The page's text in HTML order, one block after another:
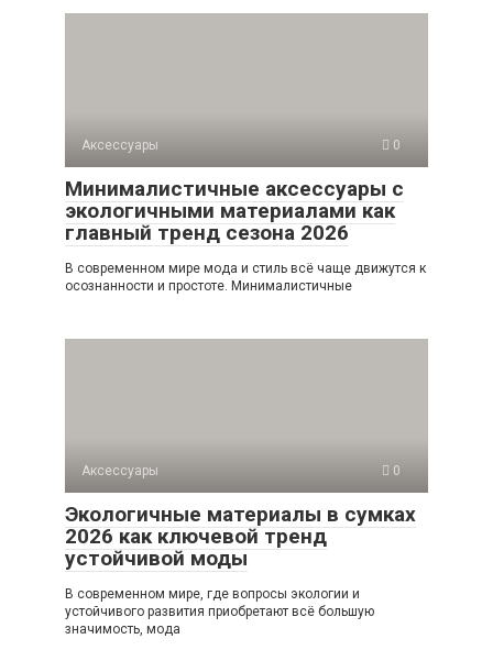
Аксессуары 0
Минималистичные аксессуары с
экологичными материалами как
главный тренд сезона 2026
В современном мире мода и стиль всё чаще движутся к
осознанности и простоте. Минималистичные
Аксессуары 0
Экологичные материалы в сумках
2026 как ключевой тренд
устойчивой моды
В современном мире, где вопросы экологии и
устойчивого развития приобретают всё большую
значимость, мода